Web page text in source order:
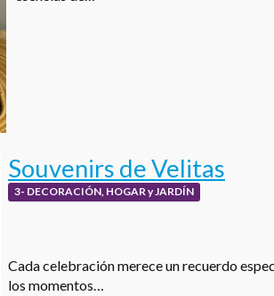
Souvenirs de Velitas
3- DECORACIÓN, HOGAR y JARDÍN
Cada celebración merece un recuerdo
los momentos…